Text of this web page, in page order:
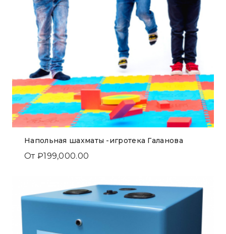
Напольная шахматы -игротека Галанова
От ₽199,000.00